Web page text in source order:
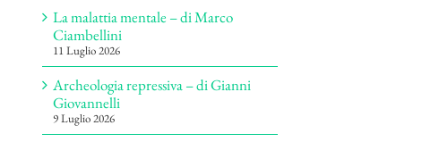
La malattia mentale – di Marco
Ciambellini
11 Luglio 2026
Archeologia repressiva – di Gianni
Giovannelli
9 Luglio 2026